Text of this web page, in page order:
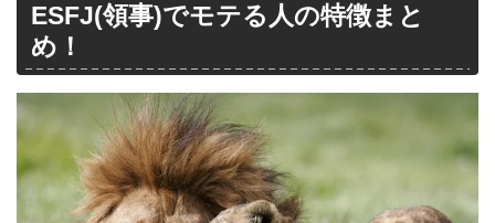
ESFJ(領事)でモテる人の特徴まと
め！